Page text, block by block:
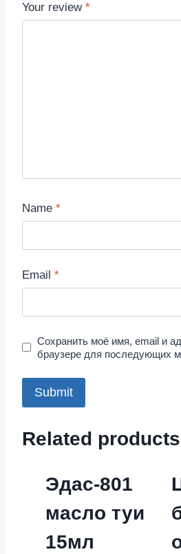
Your review *
Name *
Email *
Сохранить моё имя, email и
браузере для последующих
Related products
Эдас-801
масло туи
15мл